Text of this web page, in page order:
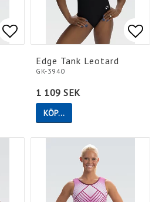
Lägg till i favoritlistan
Lägg till i favoritlistan
Edge Tank Leotard
GK-3940
1 109 SEK
KÖP…